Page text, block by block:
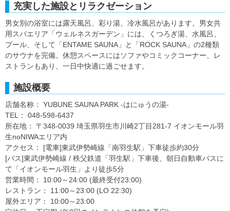
充実した施設とリラクゼーション
男女別の浴室には露天風呂、彩り湯、冷水風呂があります。男女共
用スパエリア「ウェルネスガーデン」には、くつろぎ湯、水風呂、
プール、そして「ENTAME SAUNA」と「ROCK SAUNA」の2種類
のサウナを完備。休憩スペースにはソファやコミックコーナー、レ
ストランもあり、一日中快適に過ごせます。
施設概要
店舗名称： YUBUNE SAUNA PARK -はにゅうの湯-
TEL： 048-598-6437
所在地： 〒348-0039 埼玉県羽生市川崎2丁目281-7 イオンモール羽
生noNIWAエリア内
アクセス： [電車]東武伊勢崎線「南羽生駅」下車徒歩約30分
[バス]東武伊勢崎線 / 秩父鉄道「羽生駅」下車後、朝日自動車バスに
て「イオンモール羽生」より徒歩5分
営業時間： 10:00～24:00 (最終受付23:00)
レストラン： 11:00～23:00 (LO 22:30)
屋外エリア： 10:00～23:00